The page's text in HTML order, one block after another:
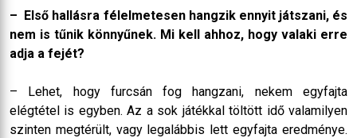
– Első hallásra félelmetesen hangzik ennyit játszani, és
nem is tűnik könnyűnek. Mi kell ahhoz, hogy valaki erre
adja a fejét?
– Lehet, hogy furcsán fog hangzani, nekem egyfajta
elégtétel is egyben. Az a sok játékkal töltött idő valamilyen
szinten megtérült, vagy legalábbis lett egyfajta eredménye.